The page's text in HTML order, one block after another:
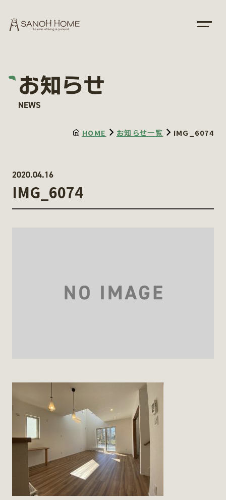
お知らせ
NEWS
HOME お知らせ一覧 IMG_6074
2020.04.16
IMG_6074